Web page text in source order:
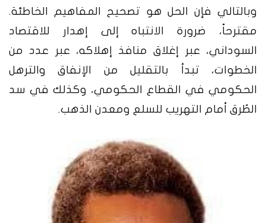
وبالتالي فإن الحل هو تصحيح المفاهيم الخاطئة.
مقترحاً، ضرورة الانتباه إلى إهدار للاقتصاد
السوداني، عبر إغلاق منافذ إهلاكه، عبر عدد من
الخطوات، تبدأ بالتقليل من الإنفاق والترهل
الحكومي في القطاع الحكومي، وكذلك في سد
الطُرق أمام التهريب للسلع ومعدن الذهب.